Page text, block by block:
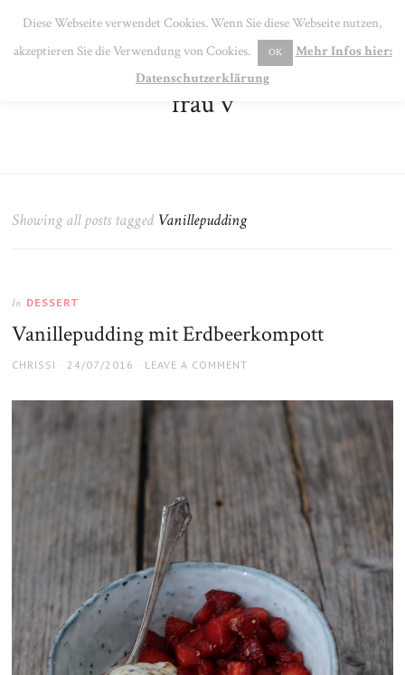
MENU
frau v
Showing all posts tagged Vanillepudding
In DESSERT
Vanillepudding mit Erdbeerkompott
AUTHOR
CHRISSI
POSTED
24/07/2016 LEAVE A COMMENT
Diese Webseite verwendet Cookies. Wenn Sie diese Webseite nutzen,
akzeptieren Sie die Verwendung von Cookies.
OK
Mehr Infos hier:
Datenschutzerklärung